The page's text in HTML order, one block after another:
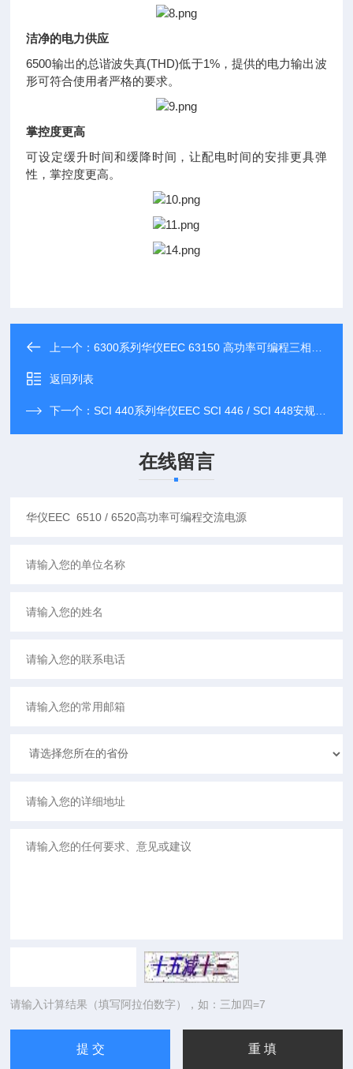
洁净的电力供应
6500输出的总谐波失真(THD)低于1%，提供的电力输出波
形可符合使用者严格的要求。
掌控度更高
可设定缓升时间和缓降时间，让配电时间的安排更具弹
性，掌控度更高。
上一个：6300系列华仪EEC 63150 高功率可编程三相交流电源
返回列表
下一个：SCI 440系列华仪EEC SCI 446 / SCI 448安规综合分析仪
在线留言
请输入计算结果（填写阿拉伯数字），如：三加四=7